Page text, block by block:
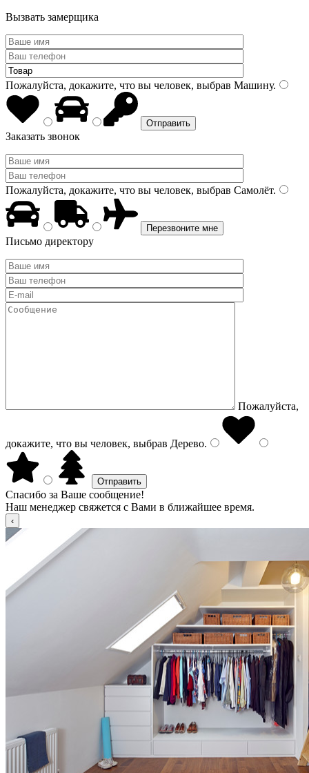
Вызвать замерщика
Пожалуйста, докажите, что вы человек, выбрав Машину.
Заказать звонок
Пожалуйста, докажите, что вы человек, выбрав Самолёт.
Письмо директору
Пожалуйста,
докажите, что вы человек, выбрав Дерево.
Спасибо за Ваше сообщение!
Наш менеджер свяжется с Вами в ближайшее время.